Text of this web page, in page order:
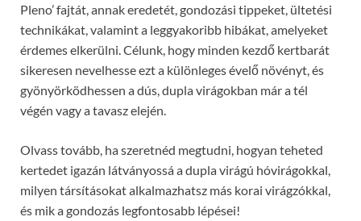
Pleno’ fajtát, annak eredetét, gondozási tippeket, ültetési
technikákat, valamint a leggyakoribb hibákat, amelyeket
érdemes elkerülni. Célunk, hogy minden kezdő kertbarát
sikeresen nevelhesse ezt a különleges évelő növényt, és
gyönyörködhessen a dús, dupla virágokban már a tél
végén vagy a tavasz elején.
Olvass tovább, ha szeretnéd megtudni, hogyan teheted
kertedet igazán látványossá a dupla virágú hóvirágokkal,
milyen társításokat alkalmazhatsz más korai virágzókkal,
és mik a gondozás legfontosabb lépései!